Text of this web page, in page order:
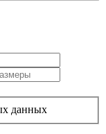
данных